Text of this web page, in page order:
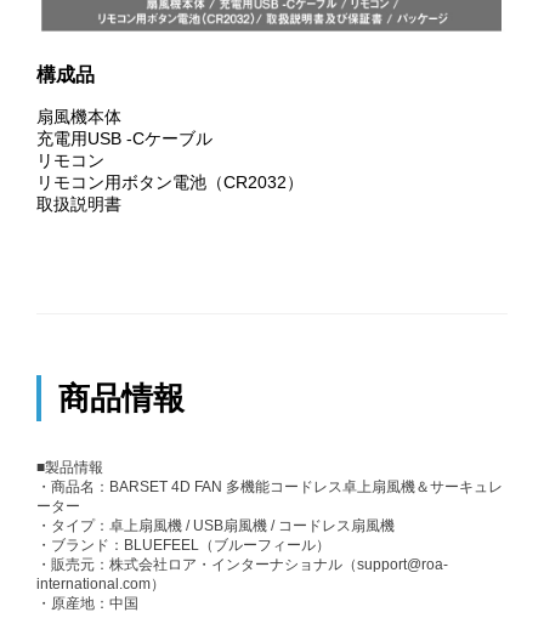
構成品
扇風機本体
充電用USB -Cケーブル
リモコン
リモコン用ボタン電池（CR2032）
取扱説明書
商品情報
■製品情報
・商品名：BARSET 4D FAN 多機能コードレス卓上扇風機＆サーキュレ
ーター
・タイプ：卓上扇風機 / USB扇風機 / コードレス扇風機
・ブランド：BLUEFEEL（ブルーフィール）
・販売元：株式会社ロア・インターナショナル（support@roa-
international.com）
・原産地：中国